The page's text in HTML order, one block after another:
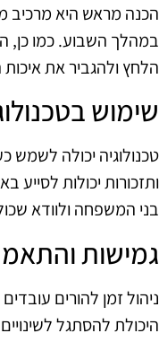
הכנה מראש היא מרכיב
במהלך השבוע. כמו כן,
הלחץ ולהגביר את
שימוש
טכנולוגיה יכולה לשמש
ותזכורות יכולות לסייע
בני המשפחה ולוודא
גמישות
ניהול זמן להורים
היכולת להסתגל